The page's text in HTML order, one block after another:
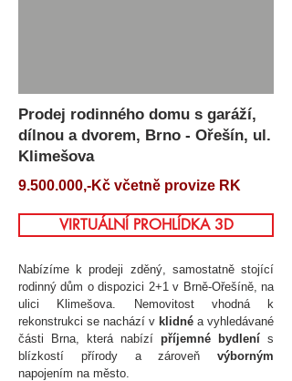
Prodej rodinného domu s garáží,
dílnou a dvorem, Brno - Ořešín, ul.
Klimešova
9.500.000,-Kč včetně provize RK
VIRTUÁLNÍ PROHLÍDKA 3D
Nabízíme k prodeji zděný, samostatně stojící
rodinný dům o dispozici 2+1 v Brně-Ořešíně, na
ulici Klimešova. Nemovitost vhodná k
rekonstrukci se nachází v klidné a vyhledávané
části Brna, která nabízí příjemné bydlení s
blízkostí přírody a zároveň výborným
napojením na město.